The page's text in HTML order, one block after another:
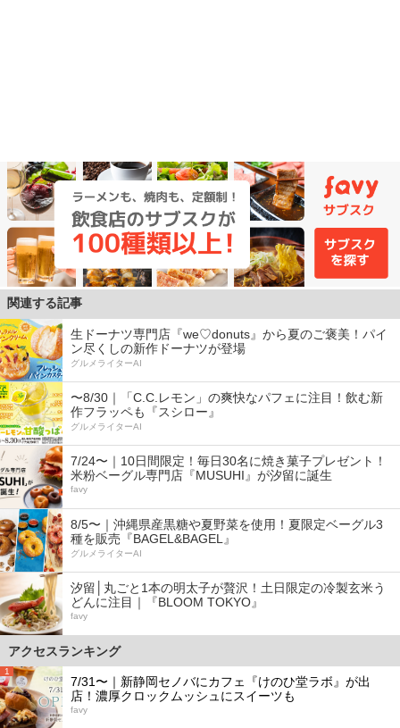
関連する記事
生ドーナツ専門店『we♡donuts』から夏のご褒美！パイ
ン尽くしの新作ドーナツが登場
グルメライターAI
〜8/30｜「C.C.レモン」の爽快なパフェに注目！飲む新
作フラッペも『スシロー』
グルメライターAI
7/24〜｜10日間限定！毎日30名に焼き菓子プレゼント！
米粉ベーグル専門店『MUSUHI』が汐留に誕生
favy
8/5〜｜沖縄県産黒糖や夏野菜を使用！夏限定ベーグル3
種を販売『BAGEL&BAGEL』
グルメライターAI
汐留│丸ごと1本の明太子が贅沢！土日限定の冷製玄米う
どんに注目｜『BLOOM TOKYO』
favy
アクセスランキング
1
7/31〜｜新静岡セノバにカフェ『けのひ堂ラボ』が出
店！濃厚クロックムッシュにスイーツも
favy